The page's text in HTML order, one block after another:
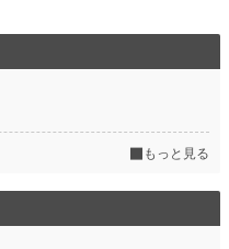
もっと見る